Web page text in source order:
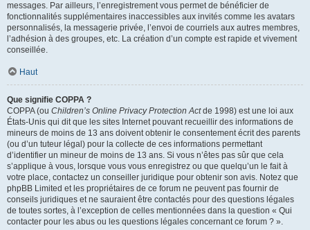
messages. Par ailleurs, l’enregistrement vous permet de bénéficier de
fonctionnalités supplémentaires inaccessibles aux invités comme les avatars
personnalisés, la messagerie privée, l’envoi de courriels aux autres membres,
l’adhésion à des groupes, etc. La création d’un compte est rapide et vivement
conseillée.
Haut
Que signifie COPPA ?
COPPA (ou Children’s Online Privacy Protection Actde 1998) est une loi aux
États-Unis qui dit que les sites Internet pouvant recueillir des informations de
mineurs de moins de 13 ans doivent obtenir le consentement écrit des parents
(ou d’un tuteur légal) pour la collecte de ces informations permettant
d’identifier un mineur de moins de 13 ans. Si vous n’êtes pas sûr que cela
s’applique à vous, lorsque vous vous enregistrez ou que quelqu’un le fait à
votre place, contactez un conseiller juridique pour obtenir son avis. Notez que
phpBB Limited et les propriétaires de ce forum ne peuvent pas fournir de
conseils juridiques et ne sauraient être contactés pour des questions légales
de toutes sortes, à l’exception de celles mentionnées dans la question « Qui
contacter pour les abus ou les questions légales concernant ce forum ? ».